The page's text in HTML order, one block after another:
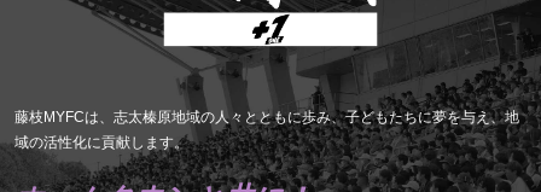
藤枝MYFCは、志太榛原地域の人々とともに歩み、子どもたちに夢を与え、地
域の活性化に貢献します。